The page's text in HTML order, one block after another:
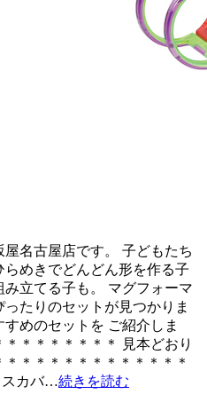
名古屋店です。 子どもたち
めきでどんどん形を作る子
立てる子も。 マグフォーマ
たりのセットが見つかりま
めのセットを ご紹介しま
＊＊＊＊＊＊＊ 見本どおり
＊＊＊＊＊＊＊＊＊＊＊＊
スカバ…続きを読む